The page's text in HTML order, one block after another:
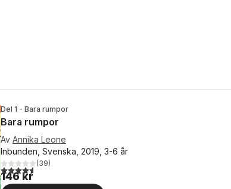
Del 1 - Bara rumpor
Bara rumpor
Av Annika Leone
Inbunden, Svenska, 2019, 3-6 år
4,6utav 5 stjärnor. Totalt antal röster:
(39)
146 kr